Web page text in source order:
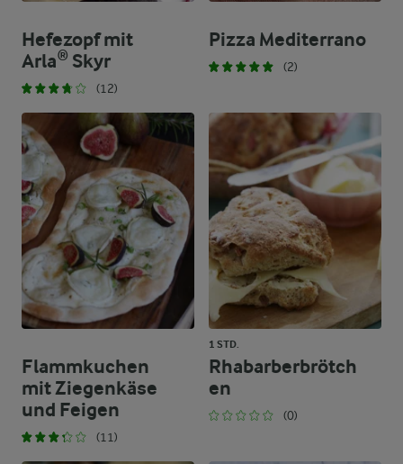
Hefezopf mit
Arla® Skyr
(12)
Pizza Mediterrano
(2)
Flammkuchen
mit Ziegenkäse
und Feigen
(11)
1 STD.
Rhabarberbrötch
en
(0)